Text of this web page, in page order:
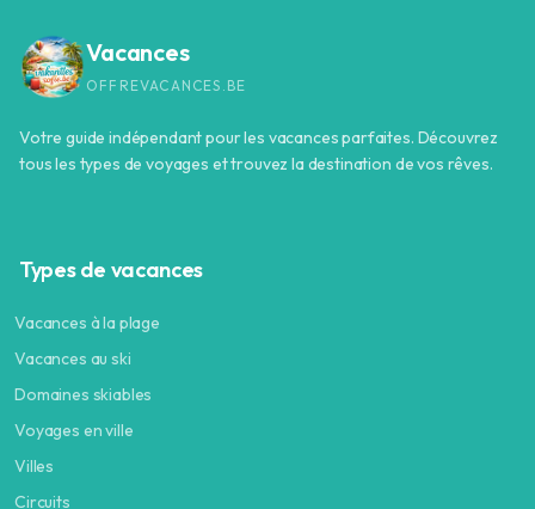
Vacances
OFFREVACANCES.BE
Votre guide indépendant pour les vacances parfaites. Découvrez
tous les types de voyages et trouvez la destination de vos rêves.
Types de vacances
Vacances à la plage
Vacances au ski
Domaines skiables
Voyages en ville
Villes
Circuits